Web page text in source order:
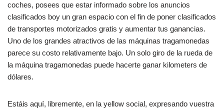
coches, posees que estar informado sobre los anuncios
clasificados boy un gran espacio con el fin de poner clasificados
de transportes motorizados gratis y aumentar tus ganancias.
Uno de los grandes atractivos de las máquinas tragamonedas
parece su costo relativamente bajo. Un solo giro de la rueda de
la máquina tragamonedas puede hacerte ganar kilometers de
dólares.
Estáis aquí, libremente, en la yellow social, expresando vuestra